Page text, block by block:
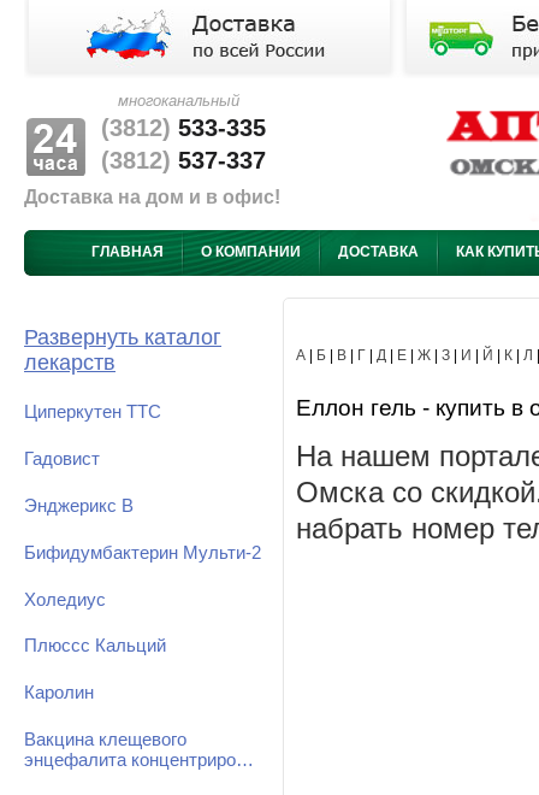
многоканальный
(3812) 533-335
(3812) 537-337
Доставка на дом и в офис!
ГЛАВНАЯ О КОМПАНИИ ДОСТАВКА КАК
Развернуть каталог
лекарств
Циперкутен ТТС
Гадовист
Энджерикс В
Бифидумбактерин Мульти-2
Холедиус
Плюссс Кальций
Каролин
Вакцина клещевого
энцефалита концентриро…
А Б В Г Д Е Ж З И Й К Л
Еллон гель - купить в
На нашем
Омска со
набрать номер